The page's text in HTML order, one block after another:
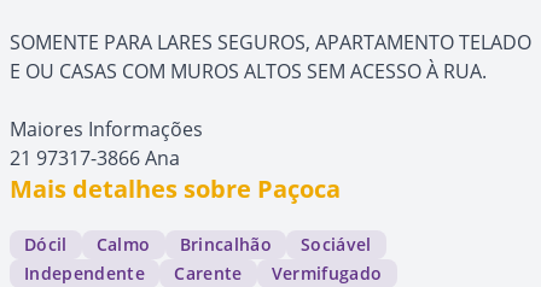
SOMENTE PARA LARES SEGUROS, APARTAMENTO TELADO
E OU CASAS COM MUROS ALTOS SEM ACESSO À RUA.
Maiores Informações
21 97317-3866 Ana
Mais detalhes sobre Paçoca
Dócil Calmo Brincalhão
Sociável
Independente
Carente
Vermifugado